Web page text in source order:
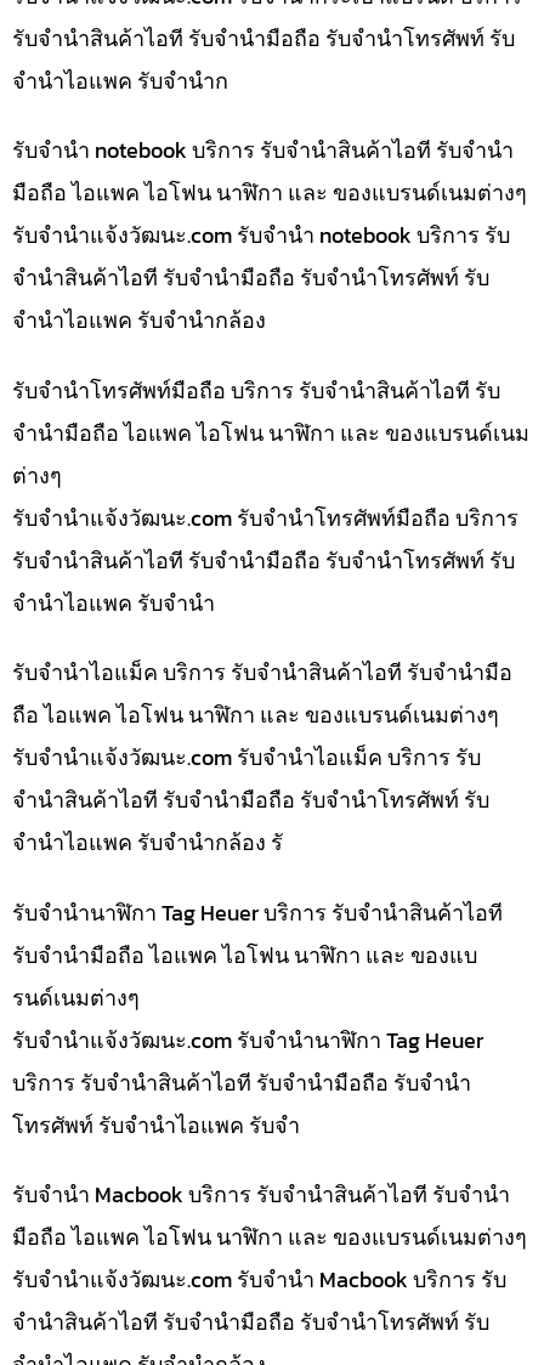
รับจำนำสินค้าไอที รับจำนำมือถือ รับจำนำโทรศัพท์ รับ
จำนำไอแพค รับจำนำก
รับจำนำ notebook บริการ รับจำนำสินค้าไอที รับจำนำ
มือถือ ไอแพค ไอโฟน นาฬิกา และ ของแบรนด์เนมต่างๆ
รับจํานําแจ้งวัฒนะ.com รับจำนำ notebook บริการ รับ
จำนำสินค้าไอที รับจำนำมือถือ รับจำนำโทรศัพท์ รับ
จำนำไอแพค รับจำนำกล้อง
รับจำนำโทรศัพท์มือถือ บริการ รับจำนำสินค้าไอที รับ
จำนำมือถือ ไอแพค ไอโฟน นาฬิกา และ ของแบรนด์เนม
ต่างๆ
รับจํานําแจ้งวัฒนะ.com รับจำนำโทรศัพท์มือถือ บริการ
รับจำนำสินค้าไอที รับจำนำมือถือ รับจำนำโทรศัพท์ รับ
จำนำไอแพค รับจำนำ
รับจำนำไอแม็ค บริการ รับจำนำสินค้าไอที รับจำนำมือ
ถือ ไอแพค ไอโฟน นาฬิกา และ ของแบรนด์เนมต่างๆ
รับจํานําแจ้งวัฒนะ.com รับจำนำไอแม็ค บริการ รับ
จำนำสินค้าไอที รับจำนำมือถือ รับจำนำโทรศัพท์ รับ
จำนำไอแพค รับจำนำกล้อง รั
รับจำนำนาฬิกา Tag Heuer บริการ รับจำนำสินค้าไอที
รับจำนำมือถือ ไอแพค ไอโฟน นาฬิกา และ ของแบ
รนด์เนมต่างๆ
รับจํานําแจ้งวัฒนะ.com รับจำนำนาฬิกา Tag Heuer
บริการ รับจำนำสินค้าไอที รับจำนำมือถือ รับจำนำ
โทรศัพท์ รับจำนำไอแพค รับจำ
รับจำนำ Macbook บริการ รับจำนำสินค้าไอที รับจำนำ
มือถือ ไอแพค ไอโฟน นาฬิกา และ ของแบรนด์เนมต่างๆ
รับจํานําแจ้งวัฒนะ.com รับจำนำ Macbook บริการ รับ
จำนำสินค้าไอที รับจำนำมือถือ รับจำนำโทรศัพท์ รับ